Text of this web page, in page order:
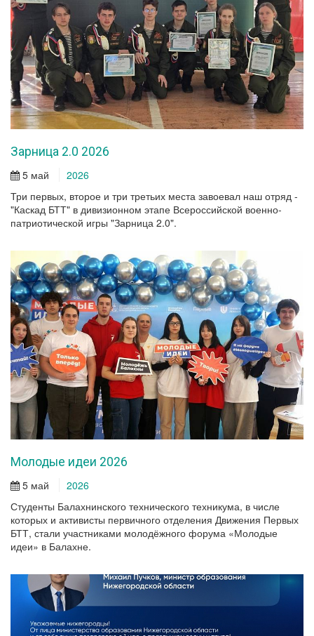
Зарница 2.0 2026
5 май
2026
Три первых, второе и три третьих места завоевал наш отряд -
"Каскад БТТ" в дивизионном этапе Всероссийской военно-
патриотической игры "Зарница 2.0".
Молодые идеи 2026
5 май
2026
Студенты Балахнинского технического техникума, в числе
которых и активисты первичного отделения Движения Первых
БТТ, стали участниками молодёжного форума «Молодые
идеи» в Балахне.